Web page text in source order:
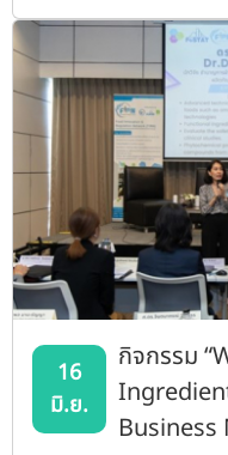
16
มิ.ย.
กิจกรรม
Business